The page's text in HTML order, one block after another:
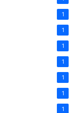
1
1
1
1
1
1
1